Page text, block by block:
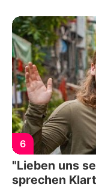
6
"Lieben uns
sprechen